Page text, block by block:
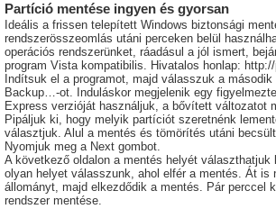
Partíció mentése ingyen és gyorsan
Ideális a frissen telepített Windows biztonsági
rendszerösszeomlás utáni perceken belül
operációs rendszerünket, ráadásul a jól ismert,
program Vista kompatibilis. Hivatalos honlap:
Indítsuk el a programot, majd válasszuk a második
Backup…-ot. Induláskor megjelenik egy
Express verzióját használjuk, a bővített változatot
Pipáljuk ki, hogy melyik partíciót szeretnénk
választjuk. Alul a mentés és tömörítés utáni
Nyomjuk meg a Next gombot.
A következő oldalon a mentés helyét
olyan helyet válasszunk, ahol elfér a mentés. Át is
állományt, majd elkezdődik a mentés. Pár perccel
rendszer mentése.